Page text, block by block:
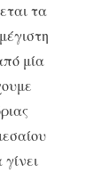
τα
μία